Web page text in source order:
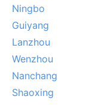
Ningbo
Guiyang
Lanzhou
Wenzhou
Nanchang
Shaoxing